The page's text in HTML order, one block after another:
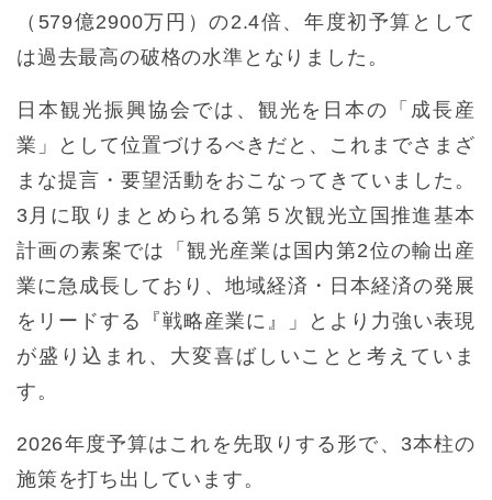
（579億2900万円）の2.4倍、年度初予算として
は過去最高の破格の水準となりました。
日本観光振興協会では、観光を日本の「成長産
業」として位置づけるべきだと、これまでさまざ
まな提言・要望活動をおこなってきていました。
3月に取りまとめられる第５次観光立国推進基本
計画の素案では「観光産業は国内第2位の輸出産
業に急成長しており、地域経済・日本経済の発展
をリードする『戦略産業に』」とより力強い表現
が盛り込まれ、大変喜ばしいことと考えていま
す。
2026年度予算はこれを先取りする形で、3本柱の
施策を打ち出しています。